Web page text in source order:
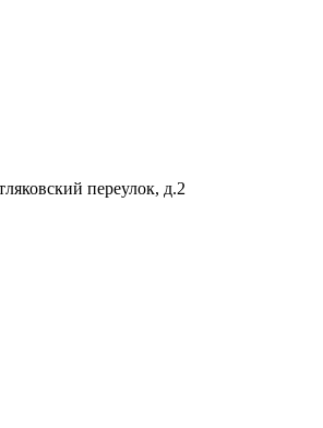
переулок, д.2